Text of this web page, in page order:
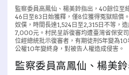
監察委員高鳳仙、楊美鈴指出，40餘位至
46日至83日始獲釋，僅8位獲得冤獄賠償
奴僕，時間長達1,524日至2,315日不等，
7,000元。村民呈訴復審均遭臺灣省保安
位經總統批示復審者，有期徒刑5年變為
公權10年變終身，對被告人權造成侵害。
監察委員高鳳仙、楊美